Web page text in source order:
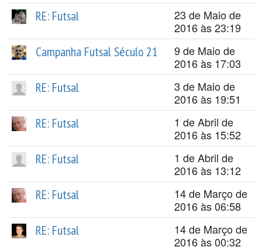
RE: Futsal
23 de Maio de
2016 às 23:19
Campanha Futsal Século 21
9 de Maio de
2016 às 17:03
RE: Futsal
3 de Maio de
2016 às 19:51
RE: Futsal
1 de Abril de
2016 às 15:52
RE: Futsal
1 de Abril de
2016 às 13:12
RE: Futsal
14 de Março de
2016 às 06:58
RE: Futsal
14 de Março de
2016 às 00:32